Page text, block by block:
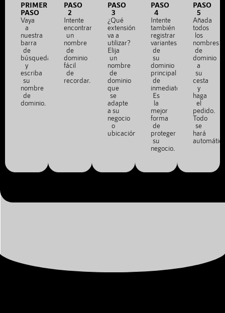
PRIMER
PASO
Vaya
a
nuestra
barra
de
búsqueda
y
escriba
su
nombre
de
dominio.
PASO
2
Intente
encontrar
un
nombre
de
dominio
fácil
de
recordar.
PASO
3
¿Qué
extensión
va a
utilizar?
Elija
un
nombre
de
dominio
que
se
adapte
a su
negocio
o
ubicación.
PASO
4
Intente
también
registrar
variantes
de
su
dominio
principal
de
inmediato.
Es
la
mejor
forma
de
proteger
su
negocio.
PASO
5
Añada
todos
los
nombres
de
dominio
a
su
cesta
y
haga
el
pedido.
Todo
se
hará